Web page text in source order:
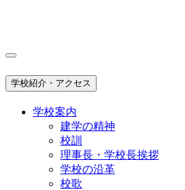
学校紹介・アクセス
学校案内
建学の精神
校訓
理事長・学校長挨拶
学校の沿革
校歌